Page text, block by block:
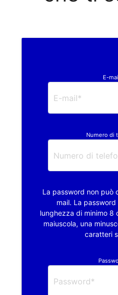
E-
Numero di
La password non può
mail. La
lunghezza di minimo 8
maiuscola, una
caratteri